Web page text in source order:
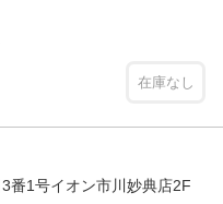
在庫なし
1号イオン市川妙典店2F